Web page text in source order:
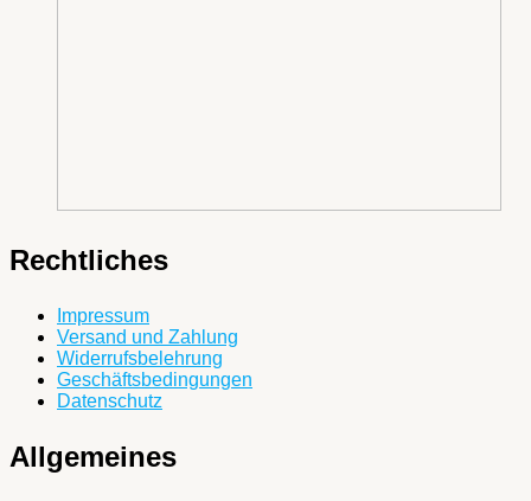
Rechtliches
Impressum
Versand und Zahlung
Widerrufsbelehrung
Geschäftsbedingungen
Datenschutz
Allgemeines